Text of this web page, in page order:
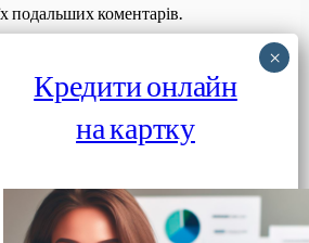
подальших коментарів.
Завантажити
Кредити онлайн
на картку